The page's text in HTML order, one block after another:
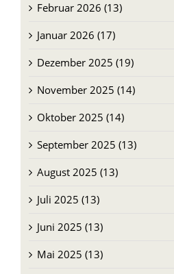
Februar 2026 (13)
Januar 2026 (17)
Dezember 2025 (19)
November 2025 (14)
Oktober 2025 (14)
September 2025 (13)
August 2025 (13)
Juli 2025 (13)
Juni 2025 (13)
Mai 2025 (13)